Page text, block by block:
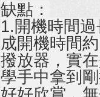
缺點：
1.開機時間
成開機時間
撥放器，實
學手中拿到